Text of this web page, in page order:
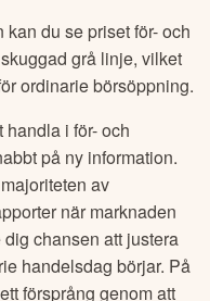
du se priset för- och
grå linje, vilket
ordinarie börsöppning.
handla i för- och
på ny information.
av
när marknaden
chansen att justera
handelsdag börjar. På
försprång genom att